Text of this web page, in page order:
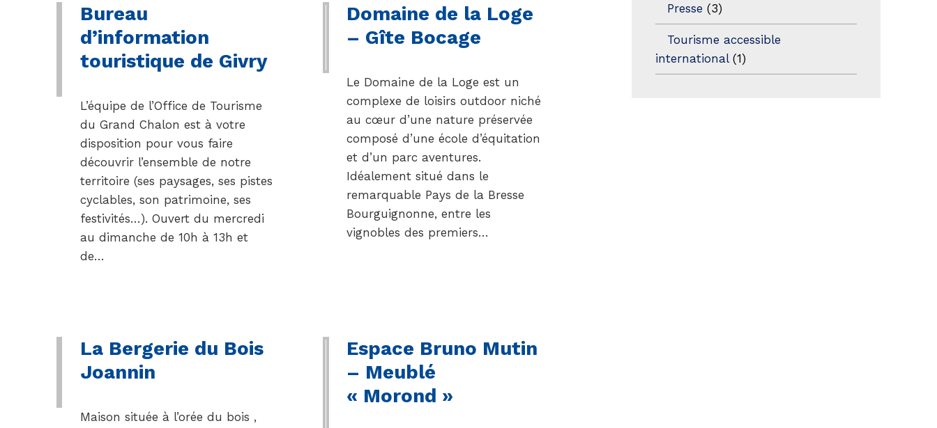
Bureau
d’information
touristique de Givry
L’équipe de l’Office de Tourisme
du Grand Chalon est à votre
disposition pour vous faire
découvrir l’ensemble de notre
territoire (ses paysages, ses pistes
cyclables, son patrimoine, ses
festivités…). Ouvert du mercredi
au dimanche de 10h à 13h et
de…
Domaine de la Loge
– Gîte Bocage
Le Domaine de la Loge est un
complexe de loisirs outdoor niché
au cœur d’une nature préservée
composé d’une école d’équitation
et d’un parc aventures.
Idéalement situé dans le
remarquable Pays de la Bresse
Bourguignonne, entre les
vignobles des premiers…
La Bergerie du Bois
Joannin
Maison située à l’orée du bois ,
Espace Bruno Mutin
– Meublé
« Morond »
Presse (3)
Tourisme accessible
international(1)